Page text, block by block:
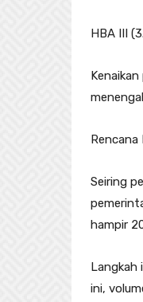
HBA III
Seiring
hampir
Langkah
ini,